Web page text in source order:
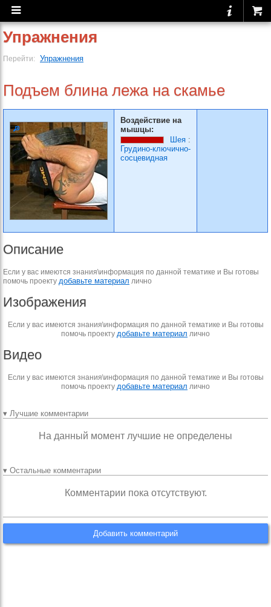
Упражнения
Перейти: Упражнения
Подъем блина лежа на скамье
Воздействие на
мышцы:
Шея :
Грудино-ключично-
сосцевидная
Описание
Если у вас имеются знания\информация по данной тематике и Вы готовы
помочь проекту добавьте материал лично
Изображения
Если у вас имеются знания\информация по данной тематике и Вы готовы
помочь проекту добавьте материал лично
Видео
Если у вас имеются знания\информация по данной тематике и Вы готовы
помочь проекту добавьте материал лично
▾ Лучшие комментарии
На данный момент лучшие не определены
▾ Остальные комментарии
Комментарии пока отсутствуют.
Добавить комментарий